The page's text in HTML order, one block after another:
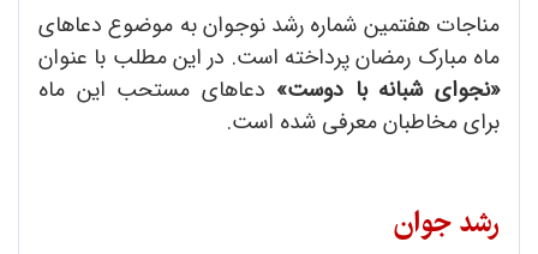
مناجات هفتمین شماره رشد نوجوان به موضوع دعاهای
ماه مبارک رمضان پرداخته است. در این مطلب با عنوان
«نجوای شبانه با دوست» دعاهای مستحب این ماه
برای مخاطبان معرفی شده است.
رشد جوان